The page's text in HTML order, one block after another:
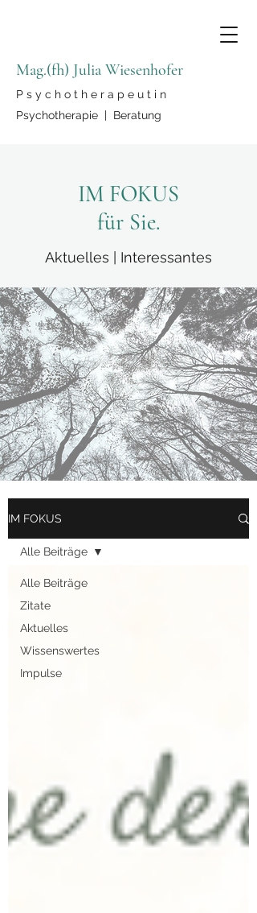
Mag.(fh) Julia Wiesenhofer
P s y c h o t h e r a p e u t i n
Psychotherapie | Beratung
IM FOKUS
für Sie.
Aktuelles | Interessantes
IM FOKUS
Alle Beiträge
Zitate
Aktuelles
Wissenswertes
Impulse
Alle Beiträge